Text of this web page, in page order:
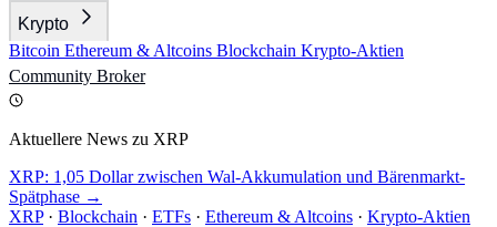
Krypto
Bitcoin Ethereum & Altcoins Blockchain Krypto-Aktien
Community Broker
Aktuellere News zu XRP
XRP: 1,05 Dollar zwischen Wal-Akkumulation und Bärenmarkt-
Spätphase →
XRP · Blockchain · ETFs · Ethereum & Altcoins · Krypto-Aktien